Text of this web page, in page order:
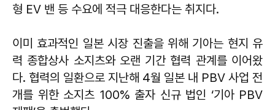
형 EV 밴 등 수요에 적극 대응한다는 취지다.
이미 효과적인 일본 시장 진출을 위해 기아는 현지 유
력 종합상사 소지츠와 오랜 기간 협력 관계를 이어왔
다. 협력의 일환으로 지난해 4월 일본 내 PBV 사업 전
개를 위한 소지츠 100% 출자 신규 법인 ‘기아 PBV